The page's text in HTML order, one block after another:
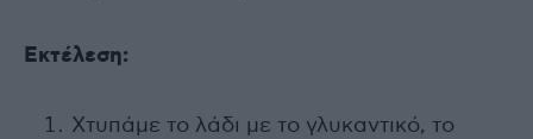
Εκτέλεση:
Χτυπάμε το λάδι με το γλυκαντικό, το